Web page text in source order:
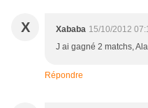
X Xababa 15/10/2012
J ai gagné 2 matchs,
Répondre